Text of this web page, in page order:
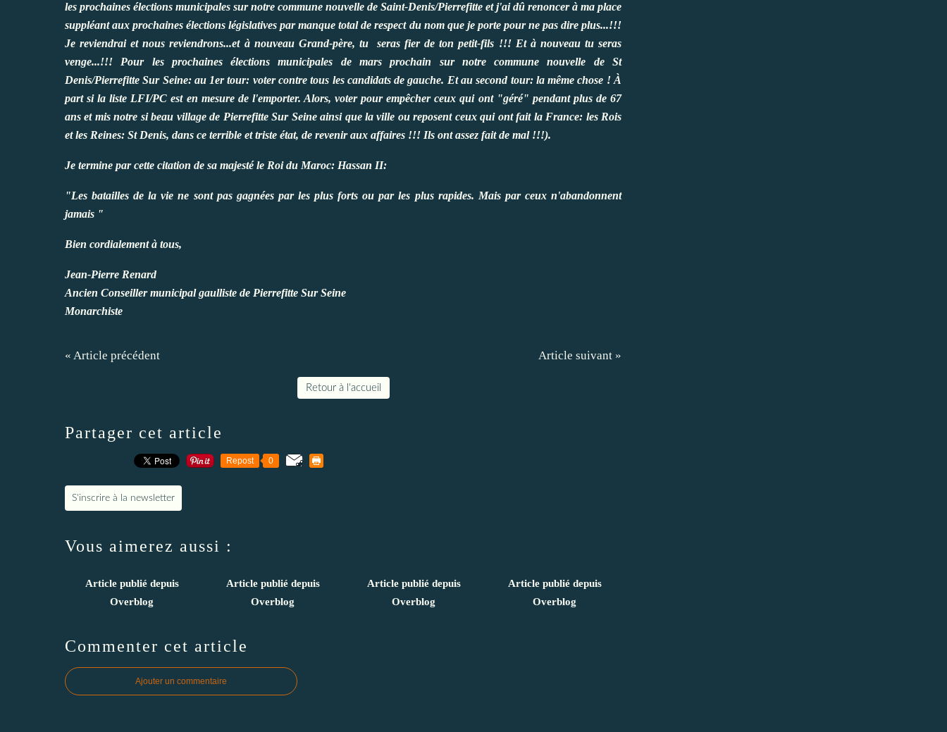
les prochaines élections municipales sur notre commune nouvelle de Saint-Denis/Pierrefitte et j'ai dû renoncer à ma place
suppléant aux prochaines élections législatives par manque total de respect du nom que je porte pour ne pas dire plus...!!!
Je reviendrai et nous reviendrons...et à nouveau Grand-père, tu seras fier de ton petit-fils !!! Et à nouveau tu seras
venge...!!! Pour les prochaines élections municipales de mars prochain sur notre commune nouvelle de St
Denis/Pierrefitte Sur Seine: au 1er tour: voter contre tous les candidats de gauche. Et au second tour: la même chose ! À
part si la liste LFI/PC est en mesure de l'emporter. Alors, voter pour empêcher ceux qui ont "géré" pendant plus de 67
ans et mis notre si beau village de Pierrefitte Sur Seine ainsi que la ville ou reposent ceux qui ont fait la France: les Rois
et les Reines: St Denis, dans ce terrible et triste état, de revenir aux affaires !!! Ils ont assez fait de mal !!!).
Je termine par cette citation de sa majesté le Roi du Maroc: Hassan II:
"Les batailles de la vie ne sont pas gagnées par les plus forts ou par les plus rapides. Mais par ceux n'abandonnent
jamais "
Bien cordialement à tous,
Jean-Pierre Renard
Ancien Conseiller municipal gaulliste de Pierrefitte Sur Seine
Monarchiste
« Article précédent Article suivant »
Retour à l'accueil
Partager cet article
Repost 0
S'inscrire à la newsletter
Vous aimerez aussi :
Article publié depuis
Overblog
Article publié depuis
Overblog
Article publié depuis
Overblog
Article publié depuis
Overblog
Commenter cet article
Ajouter un commentaire